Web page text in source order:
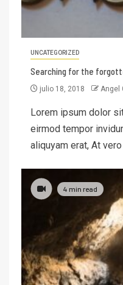
UNCATEGORIZED
Searching for the
julio 18, 2018 Angel
Lorem ipsum dolor
eirmod tempor
aliquyam erat, At vero
4 min read